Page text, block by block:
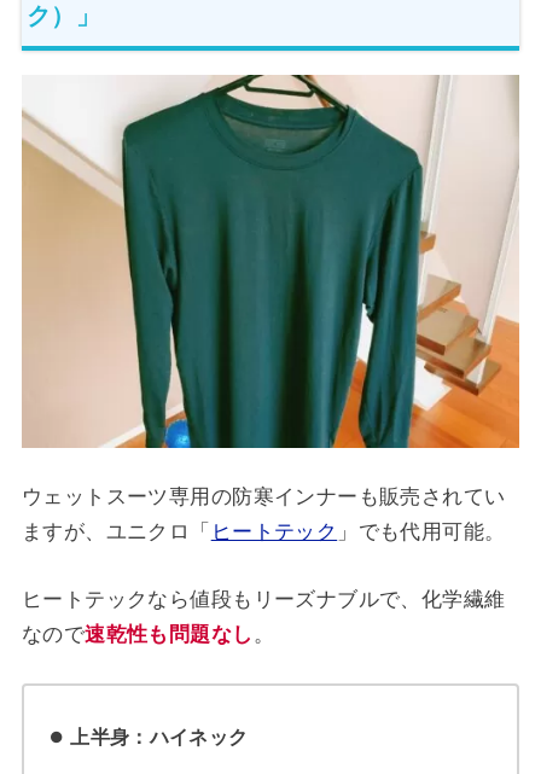
ク）」
ウェットスーツ専用の防寒インナーも販売されてい
ますが、ユニクロ「 ヒートテック 」でも代用可能。
ヒートテックなら値段もリーズナブルで、化学繊維
なので速乾性も問題なし 。
上半身：ハイネック